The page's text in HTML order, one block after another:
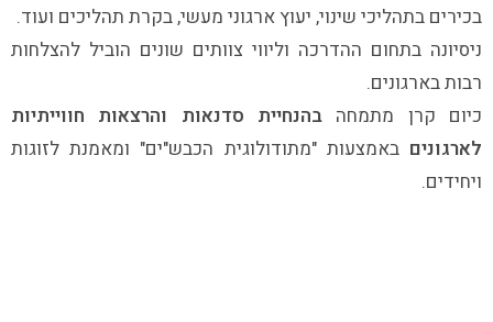
בכירים בתהליכי שינוי, יעוץ ארגוני מעשי, בקרת תהליכים ועוד.
ניסיונה בתחום ההדרכה וליווי צוותים שונים הוביל להצלחות
רבות בארגונים.
כיום קרן מתמחה בהנחיית סדנאות והרצאות חווייתיות
לארגונים באמצעות "מתודולוגית הכבש"ים" ומאמנת לזוגות
ויחידים.